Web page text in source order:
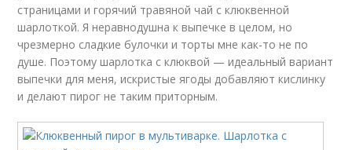
страницами и горячий травяной чай с клюквенной
шарлоткой. Я неравнодушна к выпечке в целом, но
чрезмерно сладкие булочки и торты мне как-то не по
душе. Поэтому шарлотка с клюквой — идеальный вариант
выпечки для меня, искристые ягоды добавляют кислинку
и делают пирог не таким приторным.